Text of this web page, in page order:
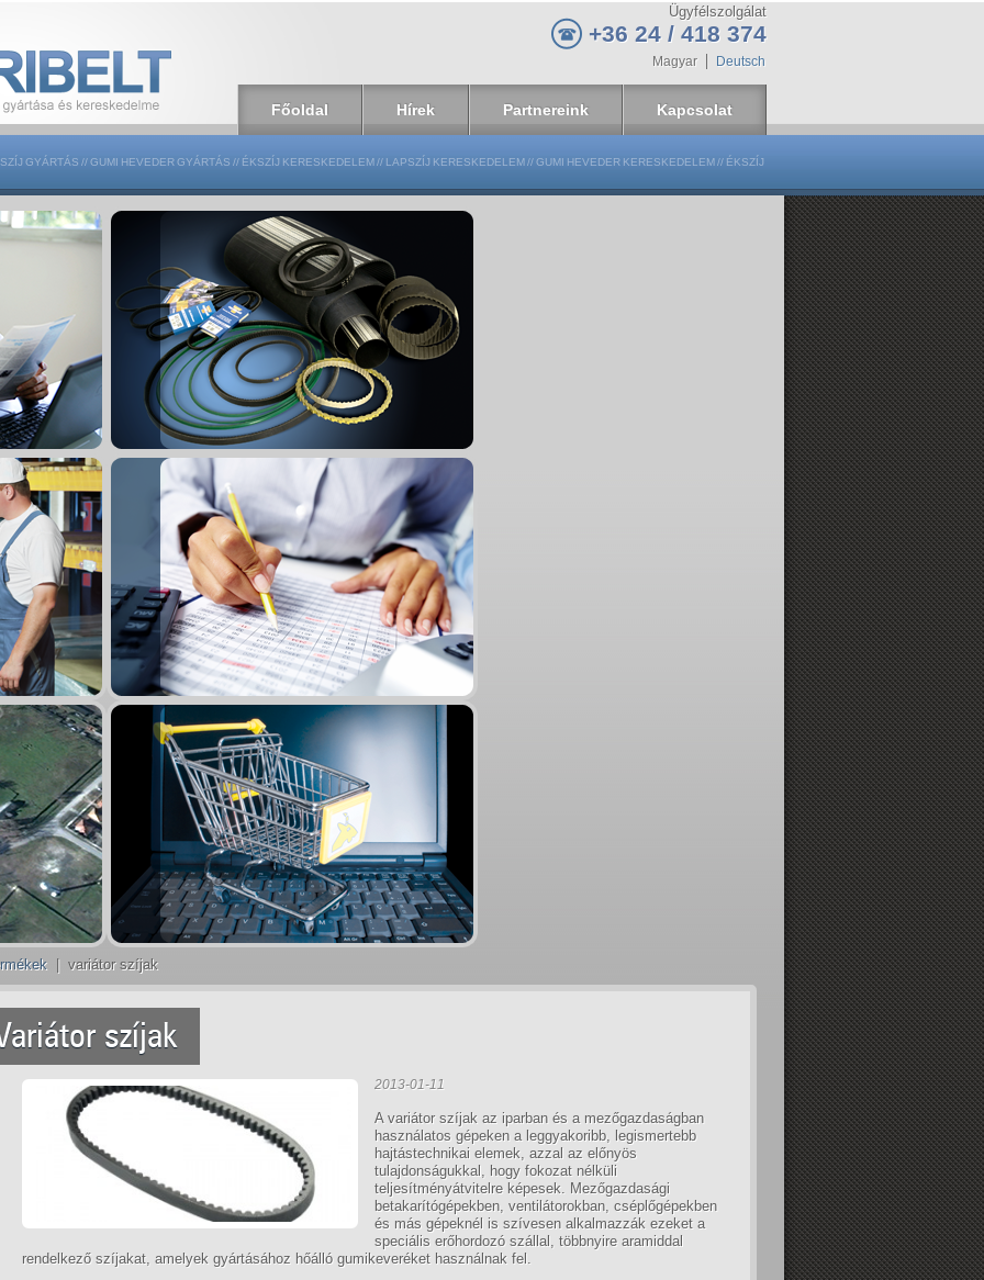
Ügyfélszolgálat
+36 24 / 418 374
Magyar Deutsch
Főoldal Hírek Partnereink Kapcsolat
GYÁRTÁS //GUMI HEVEDER GYÁRTÁS // ÉKSZÍJ KERESKEDELEM// LAPSZÍJ KERESKEDELEM//GUMI HEVEDER KERESKEDELEM// ÉKSZÍJ
| variátor szíjak
szíjak
2013-01-11
A variátor szíjak az iparban és a mezőgazdaságban
használatos gépeken a leggyakoribb, legismertebb
hajtástechnikai elemek, azzal az előnyös
tulajdonságukkal, hogy fokozat nélküli
teljesítményátvitelre képesek. Mezőgazdasági
betakarítógépekben, ventilátorokban, cséplőgépekben
és más gépeknél is szívesen alkalmazzák ezeket a
speciális erőhordozó szállal, többnyire aramiddal
rendelkező szíjakat, amelyek gyártásához hőálló gumikeveréket használnak fel.